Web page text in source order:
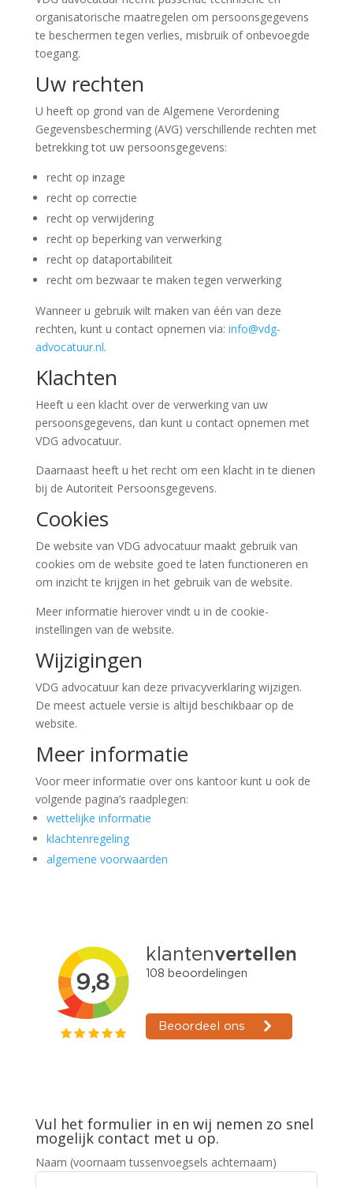
organisatorische maatregelen om persoonsgegevens
te beschermen tegen verlies, misbruik of onbevoegde
toegang.
Uw rechten
U heeft op grond van de Algemene Verordening
Gegevensbescherming (AVG) verschillende rechten met
betrekking tot uw persoonsgegevens:
recht op inzage
recht op correctie
recht op verwijdering
recht op beperking van verwerking
recht op dataportabiliteit
recht om bezwaar te maken tegen verwerking
Wanneer u gebruik wilt maken van één van deze
rechten, kunt u contact opnemen via: info@vdg-
advocatuur.nl.
Klachten
Heeft u een klacht over de verwerking van uw
persoonsgegevens, dan kunt u contact opnemen met
VDG advocatuur.
Daarnaast heeft u het recht om een klacht in te dienen
bij de Autoriteit Persoonsgegevens.
Cookies
De website van VDG advocatuur maakt gebruik van
cookies om de website goed te laten functioneren en
om inzicht te krijgen in het gebruik van de website.
Meer informatie hierover vindt u in de cookie-
instellingen van de website.
Wijzigingen
VDG advocatuur kan deze privacyverklaring wijzigen.
De meest actuele versie is altijd beschikbaar op de
website.
Meer informatie
Voor meer informatie over ons kantoor kunt u ook de
volgende pagina’s raadplegen:
wettelijke informatie
klachtenregeling
algemene voorwaarden
Vul het formulier in en wij nemen zo snel
mogelijk contact met u op.
Naam (voornaam tussenvoegsels achternaam)